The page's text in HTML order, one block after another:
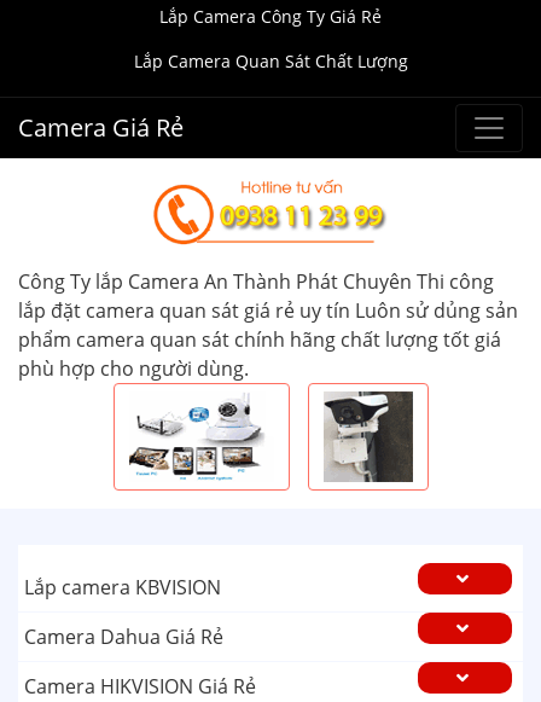
Lắp Camera Công Ty Giá Rẻ
Lắp Camera Quan Sát Chất Lượng
Camera Giá Rẻ
Công Ty lắp Camera An Thành Phát Chuyên Thi công
lắp đặt camera quan sát giá rẻ uy tín Luôn sử dủng sản
phẩm camera quan sát chính hãng chất lượng tốt giá
phù hợp cho người dùng.
Lắp camera KBVISION
Camera Dahua Giá Rẻ
Camera HIKVISION Giá Rẻ